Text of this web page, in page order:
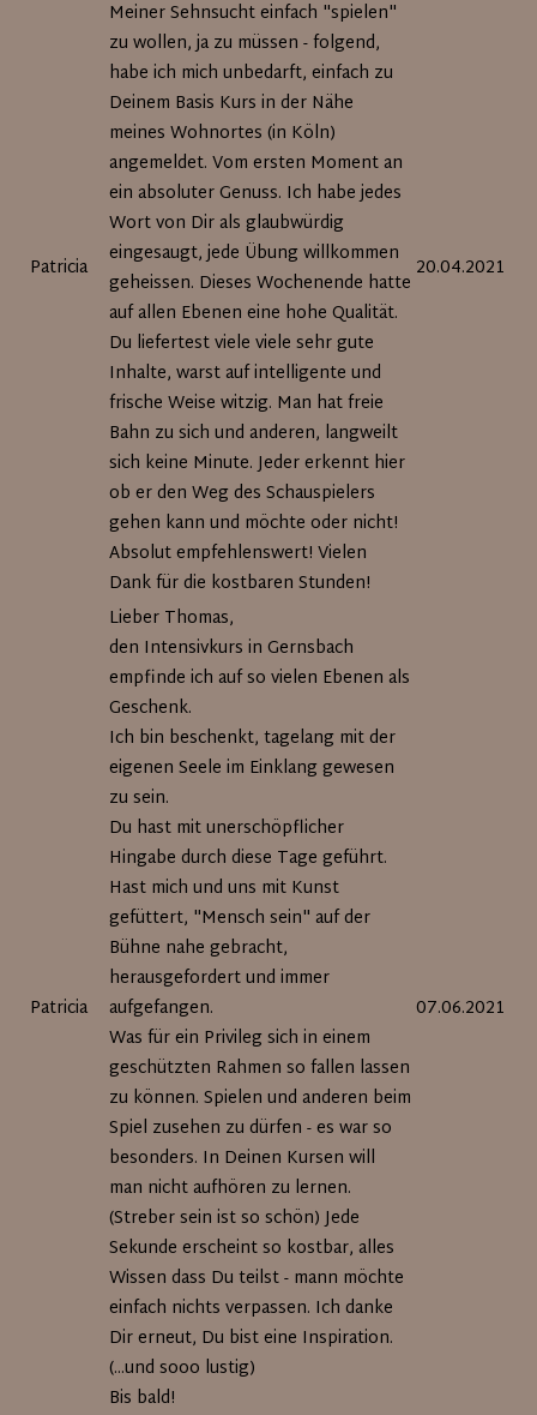
Patricia
Meiner Sehnsucht einfach "spielen"
zu wollen, ja zu müssen - folgend,
habe ich mich unbedarft, einfach zu
Deinem Basis Kurs in der Nähe
meines Wohnortes (in Köln)
angemeldet. Vom ersten Moment an
ein absoluter Genuss. Ich habe jedes
Wort von Dir als glaubwürdig
eingesaugt, jede Übung willkommen
geheissen. Dieses Wochenende hatte
auf allen Ebenen eine hohe Qualität.
Du liefertest viele viele sehr gute
Inhalte, warst auf intelligente und
frische Weise witzig. Man hat freie
Bahn zu sich und anderen, langweilt
sich keine Minute. Jeder erkennt hier
ob er den Weg des Schauspielers
gehen kann und möchte oder nicht!
Absolut empfehlenswert! Vielen
Dank für die kostbaren Stunden!
20.04.2021
Patricia
Lieber Thomas,
den Intensivkurs in Gernsbach
empfinde ich auf so vielen Ebenen als
Geschenk.
Ich bin beschenkt, tagelang mit der
eigenen Seele im Einklang gewesen
zu sein.
Du hast mit unerschöpflicher
Hingabe durch diese Tage geführt.
Hast mich und uns mit Kunst
gefüttert, "Mensch sein" auf der
Bühne nahe gebracht,
herausgefordert und immer
aufgefangen.
Was für ein Privileg sich in einem
geschützten Rahmen so fallen lassen
zu können. Spielen und anderen beim
Spiel zusehen zu dürfen - es war so
besonders. In Deinen Kursen will
man nicht aufhören zu lernen.
(Streber sein ist so schön) Jede
Sekunde erscheint so kostbar, alles
Wissen dass Du teilst - mann möchte
einfach nichts verpassen. Ich danke
Dir erneut, Du bist eine Inspiration.
(...und sooo lustig)
Bis bald!
07.06.2021